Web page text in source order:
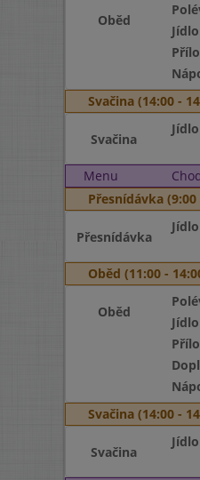
Oběd
Jídlo
Svačina (14:00 -
Svačina
Jídlo
Menu
Přesnídávka (9:00
Přesnídávka
Jídlo
Oběd (11:00 -
Oběd
Jídlo
Svačina (14:00 -
Svačina
Jídlo